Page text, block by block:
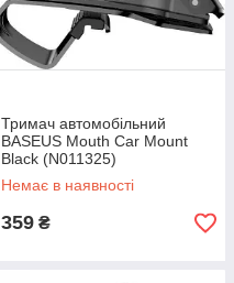
Тримач автомобільний
BASEUS Mouth Car Mount
Black (N011325)
Немає в наявності
359 ₴